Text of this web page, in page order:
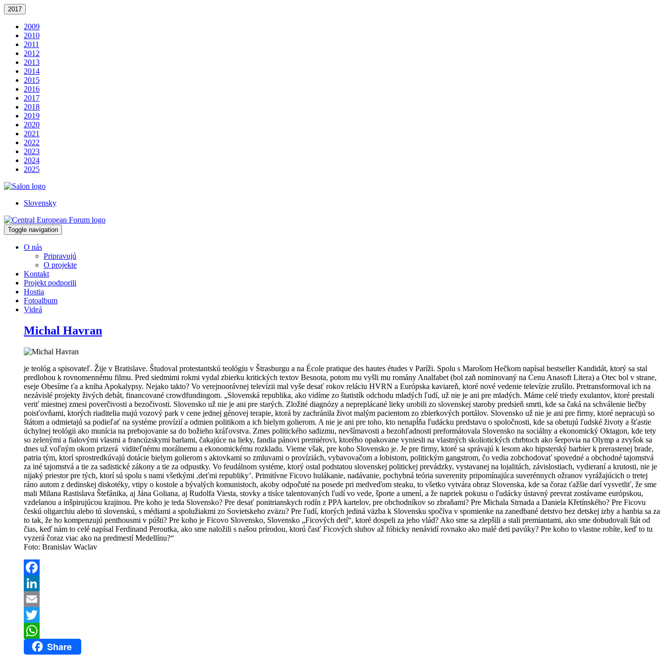
2017
2009
2010
2011
2012
2013
2014
2015
2016
2017
2018
2019
2020
2021
2022
2023
2024
2025
Slovensky
Toggle navigation
O nás
Pripravujú
O projekte
Kontakt
Projekt podporili
Hostia
Fotoalbum
Videá
Michal Havran
je teológ a spisovateľ. Žije v Bratislave. Študoval protestantskú teológiu v Štrasburgu a na École pratique des hautes études v Paríži. Spolu s Marošom Hečkom napísal bestseller Kandidát, ktorý sa stal
predlohou k rovnomennému filmu. Pred siedmimi rokmi vydal zbierku kritických textov Besnota, potom mu vyšli mu romány Analfabet (bol zaň nominovaný na Cenu Anasoft Litera) a Otec bol v strane,
eseje Obesíme ťa a kniha Apokalypsy. Nejako takto? Vo verejnoorávnej televízii mal vyše desať rokov reláciu HVRN a Európska kaviareň, ktoré nové vedenie televízie zrušilo. Pretransformoval ich na
nezávislé projekty živých debát, financované crowdfundingom. „Slovenská republika, ako vidíme zo štatistík odchodu mladých ľudí, už nie je ani pre mladých. Máme celé triedy exulantov, ktoré prestali
veriť miestnej zmesi poverčivosti a bezočivosti. Slovensko už nie je ani pre starých. Zložité diagnózy a nepreplácané lieky urobili zo slovenskej staroby predsieň smrti, kde sa čaká na schválenie liečby
poisťovňami, ktorých riaditelia majú vozový park v cene jednej génovej terapie, ktorá by zachránila život malým pacientom zo zbierkových portálov. Slovensko už nie je ani pre firmy, ktoré nepracujú so
štátom a odmietajú sa podieľať na systéme provízií a odmien politikom a ich bielym golierom. A nie je ani pre toho, kto nenapĺňa ľudácku predstavu o spoločnosti, kde sa obetujú ľudské životy a šťastie
úchylnej teológii ako munícia na prebojovanie sa do božieho kráľovstva. Zmes politického sadizmu, nevšímavosti a bezohľadnosti preformátovala Slovensko na sociálny a ekonomický Oktagon, kde tety
so zelenými a fialovými vlasmi a francúzskymi barlami, čakajúce na lieky, fandia pánovi premiérovi, ktorého opakovane vyniesli na vlastných skoliotických chrbtoch ako šerpovia na Olymp a zvyšok sa
dnes už voľným okom prizerá viditeľnému morálnemu a ekonomickému rozkladu. Vieme však, pre koho Slovensko je. Je pre firmy, ktoré sa správajú k lesom ako hipsterský barbier k prerastenej brade,
patria tým, ktorí sprostredkúvajú dotácie bielym golierom s aktovkami so zmluvami o províziách, vybavovačom a lobistom, politickým gangstrom, čo vedia zobchodovať spovedné a obchodné tajomstvá
za iné tajomstvá a tie za sadistické zákony a tie za odpustky. Vo feudálnom systéme, ktorý ostal podstatou slovenskej politickej prevádzky, vystavanej na lojalitách, závislostiach, vydieraní a krutosti, nie je
nijaký priestor pre tých, ktorí sú spolu s nami všetkými ,deťmi republiky’. Primitívne Ficovo hulákanie, nadávanie, pochybná teória suverenity pripomínajúca suverénnych ožranov vyrážajúcich o tretej
ráno autom z dedinskej diskotéky, vtipy o kostole a bývalých komunistoch, akoby odpočuté na posede pri medveďom steaku, to všetko vytvára obraz Slovenska, kde sa čoraz ťažšie darí vysvetliť, že sme
mali Milana Rastislava Štefánika, aj Jána Goliana, aj Rudolfa Viesta, stovky a tisíce talentovaných ľudí vo vede, športe a umení, a že napriek pokusu o ľudácky ústavný prevrat zostávame európskou,
vzdelanou a inšpirujúcou krajinou. Pre koho je teda Slovensko? Pre desať ponitrianskych rodín z PPA kartelov, pre obchodníkov so zbraňami? Pre Michala Strnada a Daniela Křetínského? Pre Ficovu
českú oligarchiu alebo tú slovenskú, s médiami a spolužiakmi zo Sovietskeho zväzu? Pre ľudí, ktorých jediná väzba k Slovensku spočíva v spomienke na zanedbané detstvo bez detskej izby a hanbia sa za
to tak, že ho kompenzujú penthousmi v púšti? Pre koho je Ficovo Slovensko, Slovensko „Ficových detí“, ktoré dospeli za jeho vlád? Ako sme sa zlepšili a stali premiantami, ako sme dobudovali štát od
čias, keď nám to celé napísal Ferdinand Peroutka, ako sme naložili s našou prírodou, ktorú časť Ficových sluhov až fóbicky nenávidí rovnako ako malé deti pavúky? Pre koho to vlastne robíte, keď to tu
vyzerá čoraz viac ako na predmestí Medellínu?“
Foto: Branislav Waclav
Facebook
LinkedIn
Email
Twitter
WhatsAppShare